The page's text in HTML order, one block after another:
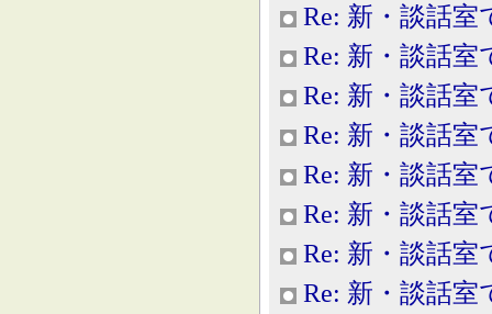
Re: 新・談話室
Re: 新・談話室
Re: 新・談話室
Re: 新・談話室
Re: 新・談話室
Re: 新・談話室
Re: 新・談話室
Re: 新・談話室